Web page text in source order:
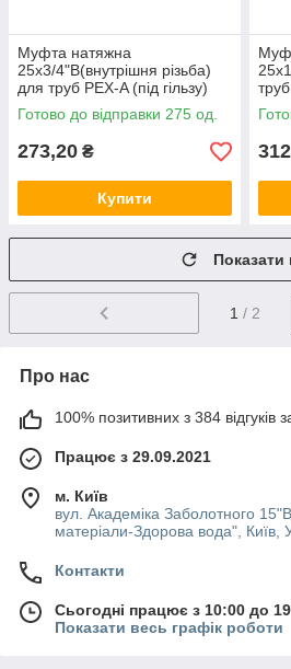
Муфта натяжна
25x3/4"В(внутрішня різьба)
для труб PEX-A (під гільзу)
латунна V&G (VALOGIN)
Готово до відправки 275 од.
273,20 ₴
Купити
Показати
1 / 2
Про нас
100% позитивних з 384 відгуків
Працює з 29.09.2021
м. Київ
вул. Академіка Заболотного
матеріали-Здорова вода", Київ,
Контакти
Сьогодні працює з 10:00 до
Показати весь графік роботи